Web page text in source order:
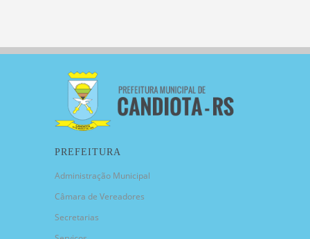
PREFEITURA
Administração Municipal
Câmara de Vereadores
Secretarias